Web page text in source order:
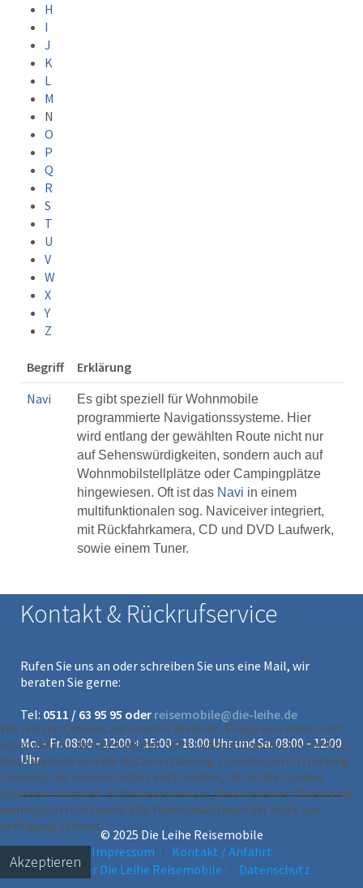
H
I
J
K
L
M
N
O
P
Q
R
S
T
U
V
W
X
Y
Z
Begriff
Erklärung
Navi
Es gibt speziell für Wohnmobile
programmierte Navigationssysteme. Hier
wird entlang der gewählten Route nicht nur
auf Sehenswürdigkeiten, sondern auch auf
Wohnmobilstellplätze oder Campingplätze
hingewiesen. Oft ist das Navi in einem
multifunktionalen sog. Naviceiver integriert,
mit Rückfahrkamera, CD und DVD Laufwerk,
sowie einem Tuner.
Kontakt & Rückrufservice
Rufen Sie uns an oder schreiben Sie uns eine Mail, wir
beraten Sie gerne:
Tel: 0511 / 63 95 95 oder reisemobile@die-leihe.de
Mo. - Fr. 08:00 - 12:00 + 15:00 - 18:00 Uhr und Sa. 08:00 - 12:00
Uhr
© 2025 Die Leihe Reisemobile
Impressum
Kontakt / Anfahrt
Über Die Leihe Reisemobile
Datenschutz
Wir nutzen Cookies auf unserer Website. Einige von ihnen sind
essenziell für den Betrieb der Seite, während andere uns helfen,
diese Website und die Nutzererfahrung zu verbessern (Tracking
Cookies). Sie können selbst entscheiden, ob Sie die Cookies
zulassen möchten. Bitte beachten Sie, dass bei einer Ablehnung
womöglich nicht mehr alle Funktionalitäten der Seite zur
Verfügung stehen.
Akzeptieren